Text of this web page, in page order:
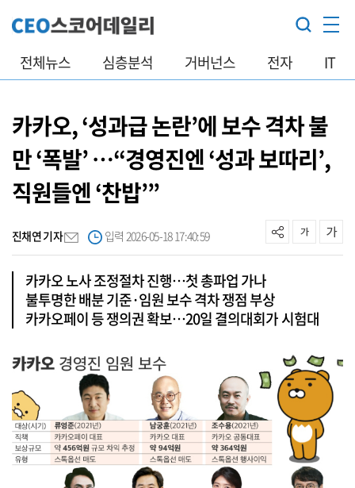
전체뉴스 심층분석 거버넌스 전자 IT
카카오, ‘성과급 논란’에 보수 격차 불
만 ‘폭발’ …“경영진엔 ‘성과 보따리’,
직원들엔 ‘찬밥’”
진채연 기자 입력 2026-05-18 17:40:59
카카오 노사 조정절차 진행…첫 총파업 가나
불투명한 배분 기준·임원 보수 격차 쟁점 부상
카카오페이 등 쟁의권 확보…20일 결의대회가 시험대